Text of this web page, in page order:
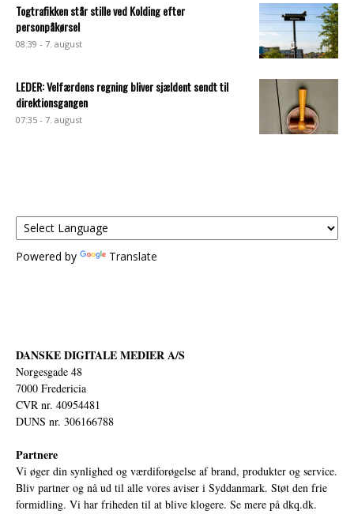
Togtrafikken står stille ved Kolding efter
personpåkørsel
08:39 - 7. august
LEDER: Velfærdens regning bliver sjældent sendt til
direktionsgangen
07:35 - 7. august
Powered by Translate
DANSKE DIGITALE MEDIER A/S
Norgesgade 48
7000 Fredericia
CVR nr. 40954481
DUNS nr. 306166788
Partnere
Vi øger din synlighed og værdiforøgelse af brand, produkter og service.
Bliv partner og nå ud til alle vores aviser i Syddanmark. Støt den frie
formidling. Vi har friheden til at blive klogere. Se mere på dkq.dk.